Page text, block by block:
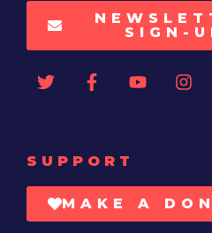
SIGN-
SUPPORT
MAKE A